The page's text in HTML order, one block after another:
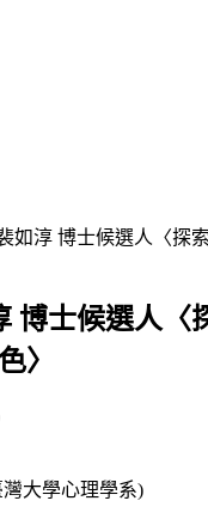
裴如淳 博士候選人〈
博士候選人
〉
大學心理學系)